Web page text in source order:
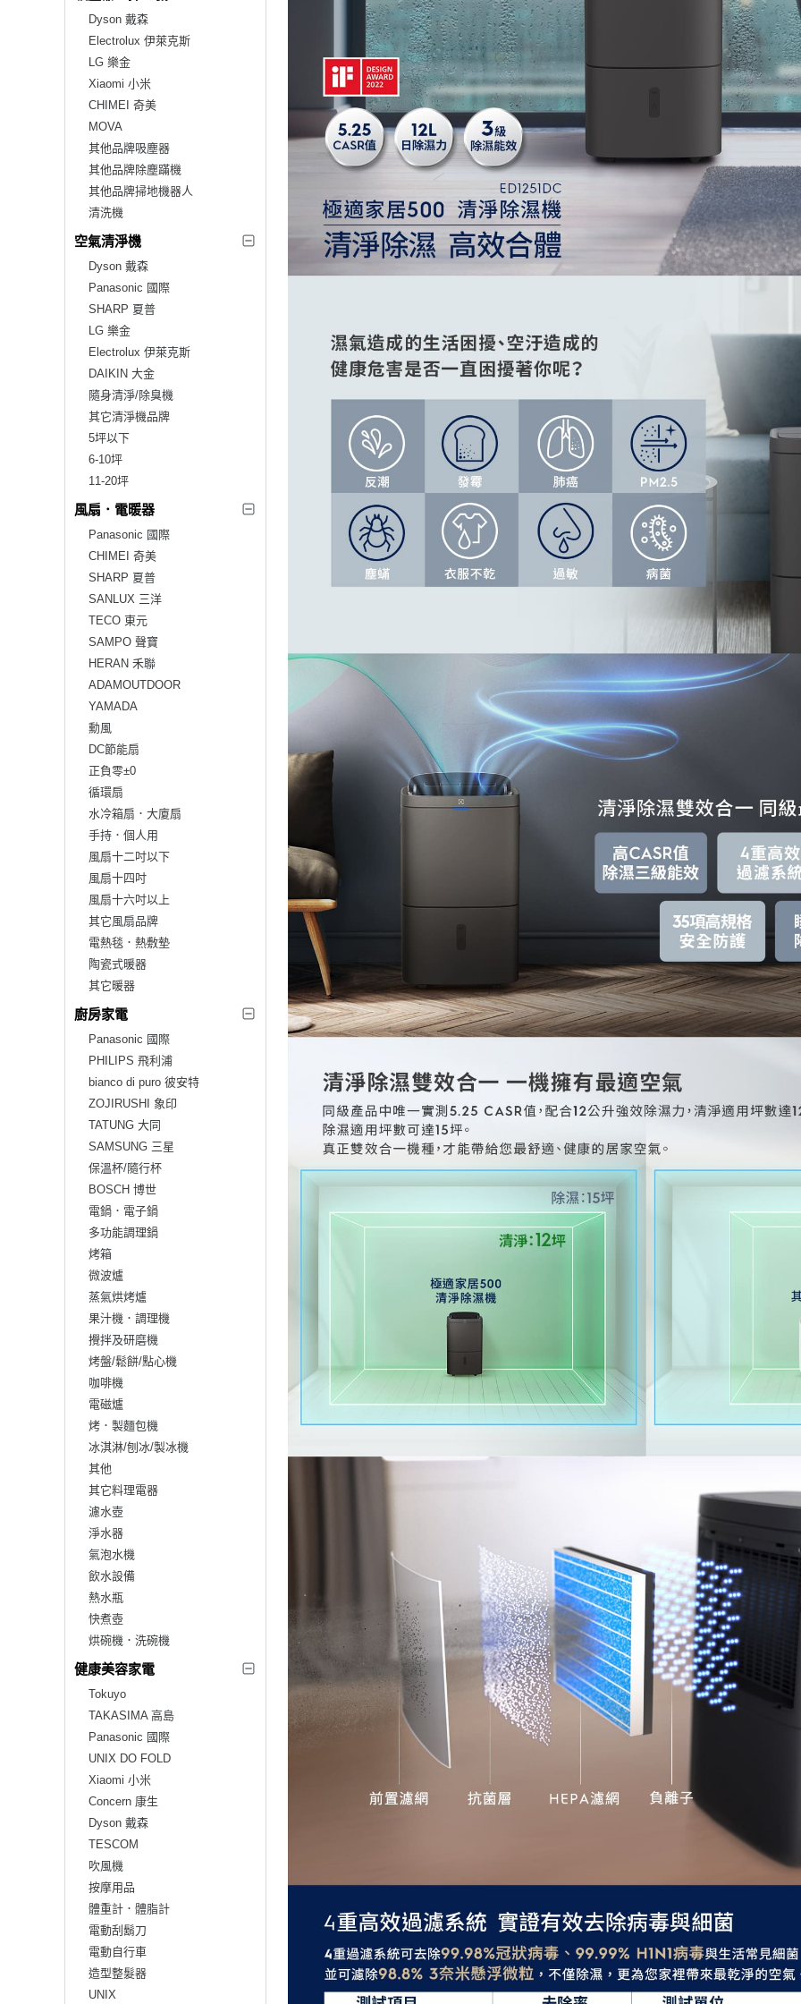
Dyson 戴森
Electrolux 伊萊克斯
LG 樂金
Xiaomi 小米
CHIMEI 奇美
MOVA
其他品牌吸塵器
其他品牌除塵蹣機
其他品牌掃地機器人
清洗機
空氣清淨機
Dyson 戴森
Panasonic 國際
SHARP 夏普
LG 樂金
Electrolux 伊萊克斯
DAIKIN 大金
隨身清淨/除臭機
其它清淨機品牌
5坪以下
6-10坪
11-20坪
風扇．電暖器
Panasonic 國際
CHIMEI 奇美
SHARP 夏普
SANLUX 三洋
TECO 東元
SAMPO 聲寶
HERAN 禾聯
ADAMOUTDOOR
YAMADA
勳風
DC節能扇
正負零±0
循環扇
水冷箱扇．大廈扇
手持．個人用
風扇十二吋以下
風扇十四吋
風扇十六吋以上
其它風扇品牌
電熱毯．熱敷墊
陶瓷式暖器
其它暖器
廚房家電
Panasonic 國際
PHILIPS 飛利浦
bianco di puro 彼安特
ZOJIRUSHI 象印
TATUNG 大同
SAMSUNG 三星
保溫杯/隨行杯
BOSCH 博世
電鍋．電子鍋
多功能調理鍋
烤箱
微波爐
蒸氣烘烤爐
果汁機．調理機
攪拌及研磨機
烤盤/鬆餅/點心機
咖啡機
電磁爐
烤．製麵包機
冰淇淋/刨冰/製冰機
其他
其它料理電器
濾水壺
淨水器
氣泡水機
飲水設備
熱水瓶
快煮壺
烘碗機．洗碗機
健康美容家電
Tokuyo
TAKASIMA 高島
Panasonic 國際
UNIX DO FOLD
Xiaomi 小米
Concern 康生
Dyson 戴森
TESCOM
吹風機
按摩用品
體重計．體脂計
電動刮鬍刀
電動自行車
造型整髮器
UNIX